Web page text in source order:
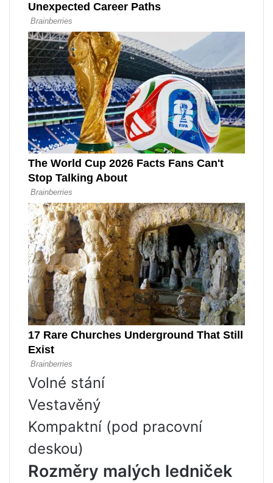
Volné stání
Vestavěný
Kompaktní (pod pracovní
deskou)
Rozměry malých ledniček